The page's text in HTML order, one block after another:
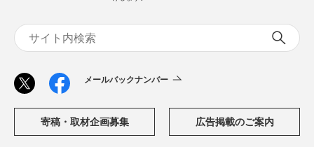
メールバックナンバー
寄稿・取材企画募集 広告掲載のご案内